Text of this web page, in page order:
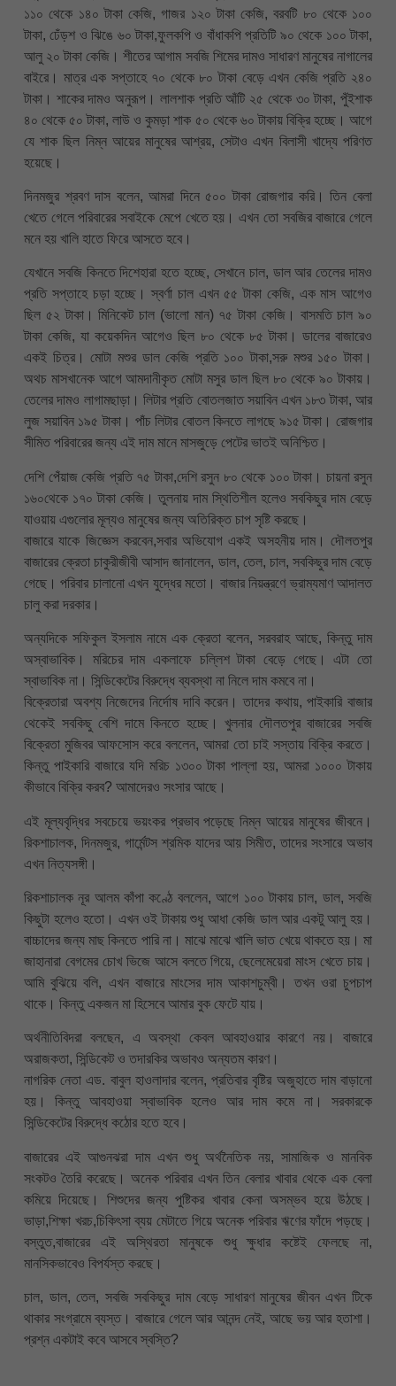
১১০ থেকে ১৪০ টাকা কেজি, গাজর ১২০ টাকা কেজি, বরবটি ৮০ থেকে ১০০
টাকা, ঢেঁড়শ ও ঝিঙে ৬০ টাকা,ফুলকপি ও বাঁধাকপি প্রতিটি ৯০ থেকে ১০০ টাকা,
আলু ২০ টাকা কেজি। শীতের আগাম সবজি শিমের দামও সাধারণ মানুষের নাগালের
বাইরে। মাত্র এক সপ্তাহে ৭০ থেকে ৮০ টাকা বেড়ে এখন কেজি প্রতি ২৪০
টাকা। শাকের দামও অনুরূপ। লালশাক প্রতি আঁটি ২৫ থেকে ৩০ টাকা, পুঁইশাক
৪০ থেকে ৫০ টাকা, লাউ ও কুমড়া শাক ৫০ থেকে ৬০ টাকায় বিক্রি হচ্ছে। আগে
যে শাক ছিল নিম্ন আয়ের মানুষের আশ্রয়, সেটাও এখন বিলাসী খাদ্যে পরিণত
হয়েছে।
দিনমজুর শ্রবণ দাস বলেন, আমরা দিনে ৫০০ টাকা রোজগার করি। তিন বেলা
খেতে গেলে পরিবারের সবাইকে মেপে খেতে হয়। এখন তো সবজির বাজারে গেলে
মনে হয় খালি হাতে ফিরে আসতে হবে।
যেখানে সবজি কিনতে দিশেহারা হতে হচ্ছে, সেখানে চাল, ডাল আর তেলের দামও
প্রতি সপ্তাহে চড়া হচ্ছে। স্বর্ণা চাল এখন ৫৫ টাকা কেজি, এক মাস আগেও
ছিল ৫২ টাকা। মিনিকেট চাল (ভালো মান) ৭৫ টাকা কেজি। বাসমতি চাল ৯০
টাকা কেজি, যা কয়েকদিন আগেও ছিল ৮০ থেকে ৮৫ টাকা। ডালের বাজারেও
একই চিত্র। মোটা মশুর ডাল কেজি প্রতি ১০০ টাকা,সরু মশুর ১৫০ টাকা।
অথচ মাসখানেক আগে আমদানীকৃত মোটা মসুর ডাল ছিল ৮০ থেকে ৯০ টাকায়।
তেলের দামও লাগামছাড়া। লিটার প্রতি বোতলজাত সয়াবিন এখন ১৮৩ টাকা, আর
লুজ সয়াবিন ১৯৫ টাকা। পাঁচ লিটার বোতল কিনতে লাগছে ৯১৫ টাকা। রোজগার
সীমিত পরিবারের জন্য এই দাম মানে মাসজুড়ে পেটের ভাতই অনিশ্চিত।
দেশি পেঁয়াজ কেজি প্রতি ৭৫ টাকা,দেশি রসুন ৮০ থেকে ১০০ টাকা। চায়না রসুন
১৬০থেকে ১৭০ টাকা কেজি। তুলনায় দাম স্থিতিশীল হলেও সবকিছুর দাম বেড়ে
যাওয়ায় এগুলোর মূল্যও মানুষের জন্য অতিরিক্ত চাপ সৃষ্টি করছে।
বাজারে যাকে জিজ্ঞেস করবেন,সবার অভিযোগ একই অসহনীয় দাম। দৌলতপুর
বাজারের ক্রেতা চাকুরীজীবী আসাদ জানালেন, ডাল, তেল, চাল, সবকিছুর দাম বেড়ে
গেছে। পরিবার চালানো এখন যুদ্ধের মতো। বাজার নিয়ন্ত্রণে ভ্রাম্যমাণ আদালত
চালু করা দরকার।
অন্যদিকে সফিকুল ইসলাম নামে এক ক্রেতা বলেন, সরবরাহ আছে, কিন্তু দাম
অস্বাভাবিক। মরিচের দাম একলাফে চল্লিশ টাকা বেড়ে গেছে। এটা তো
স্বাভাবিক না। সিন্ডিকেটের বিরুদ্ধে ব্যবস্থা না নিলে দাম কমবে না।
বিক্রেতারা অবশ্য নিজেদের নির্দোষ দাবি করেন। তাদের কথায়, পাইকারি বাজার
থেকেই সবকিছু বেশি দামে কিনতে হচ্ছে। খুলনার দৌলতপুর বাজারের সবজি
বিক্রেতা মুজিবর আফসোস করে বললেন, আমরা তো চাই সস্তায় বিক্রি করতে।
কিন্তু পাইকারি বাজারে যদি মরিচ ১৩০০ টাকা পাল্লা হয়, আমরা ১০০০ টাকায়
কীভাবে বিক্রি করব? আমাদেরও সংসার আছে।
এই মূল্যবৃদ্ধির সবচেয়ে ভয়ংকর প্রভাব পড়েছে নিম্ন আয়ের মানুষের জীবনে।
রিকশাচালক, দিনমজুর, গার্মেন্টস শ্রমিক যাদের আয় সিমীত, তাদের সংসারে অভাব
এখন নিত্যসঙ্গী।
রিকশাচালক নূর আলম কাঁপা কণ্ঠে বললেন, আগে ১০০ টাকায় চাল, ডাল, সবজি
কিছুটা হলেও হতো। এখন ওই টাকায় শুধু আধা কেজি ডাল আর একটু আলু হয়।
বাচ্চাদের জন্য মাছ কিনতে পারি না। মাঝে মাঝে খালি ভাত খেয়ে থাকতে হয়। মা
জাহানারা বেগমের চোখ ভিজে আসে বলতে গিয়ে, ছেলেমেয়েরা মাংস খেতে চায়।
আমি বুঝিয়ে বলি, এখন বাজারে মাংসের দাম আকাশচুম্বী। তখন ওরা চুপচাপ
থাকে। কিন্তু একজন মা হিসেবে আমার বুক ফেটে যায়।
অর্থনীতিবিদরা বলছেন, এ অবস্থা কেবল আবহাওয়ার কারণে নয়। বাজারে
অরাজকতা, সিন্ডিকেট ও তদারকির অভাবও অন্যতম কারণ।
নাগরিক নেতা এড. বাবুল হাওলাদার বলেন, প্রতিবার বৃষ্টির অজুহাতে দাম বাড়ানো
হয়। কিন্তু আবহাওয়া স্বাভাবিক হলেও আর দাম কমে না। সরকারকে
সিন্ডিকেটের বিরুদ্ধে কঠোর হতে হবে।
বাজারের এই আগুনঝরা দাম এখন শুধু অর্থনৈতিক নয়, সামাজিক ও মানবিক
সংকটও তৈরি করেছে। অনেক পরিবার এখন তিন বেলার খাবার থেকে এক বেলা
কমিয়ে দিয়েছে। শিশুদের জন্য পুষ্টিকর খাবার কেনা অসম্ভব হয়ে উঠছে।
ভাড়া,শিক্ষা খরচ,চিকিৎসা ব্যয় মেটাতে গিয়ে অনেক পরিবার ঋণের ফাঁদে পড়ছে।
বস্তুত,বাজারের এই অস্থিরতা মানুষকে শুধু ক্ষুধার কষ্টেই ফেলছে না,
মানসিকভাবেও বিপর্যস্ত করছে।
চাল, ডাল, তেল, সবজি সবকিছুর দাম বেড়ে সাধারণ মানুষের জীবন এখন টিকে
থাকার সংগ্রামে ব্যস্ত। বাজারে গেলে আর আনন্দ নেই, আছে ভয় আর হতাশা।
প্রশ্ন একটাই কবে আসবে স্বস্তি?